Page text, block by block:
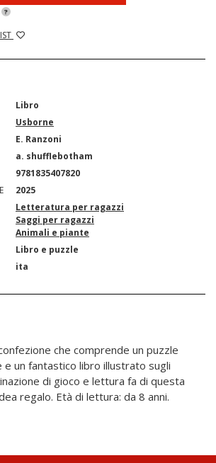
?
Libro
Usborne
E. Ranzoni
a. shufflebotham
9781835407820
2025
Letteratura per ragazzi
Saggi per ragazzi
Animali e piante
Libro e puzzle
ita
che comprende un puzzle
un fantastico libro illustrato sugli
di gioco e lettura fa di questa
regalo. Età di lettura: da 8 anni.